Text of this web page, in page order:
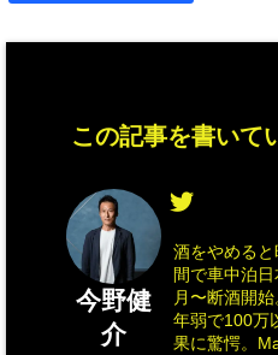
この記事を書いて
今野健
介
酒をやめる
間で車中泊
月〜断酒開
年弱で100万
果に驚愕。